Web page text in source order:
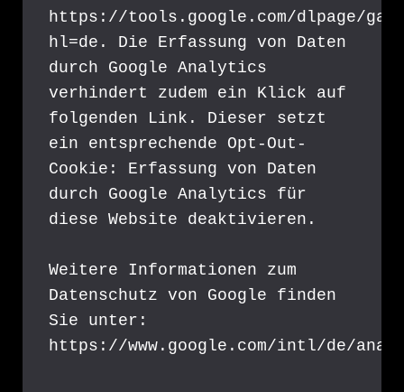
https://tools.google.com/dlpage/
hl=de. Die Erfassung von Daten
durch Google Analytics
verhindert zudem ein Klick auf
folgenden Link. Dieser setzt
ein entsprechende Opt-Out-
Cookie: Erfassung von Daten
durch Google Analytics für
diese Website deaktivieren.
Weitere Informationen zum
Datenschutz von Google finden
Sie unter:
https://www.google.com/intl/de/